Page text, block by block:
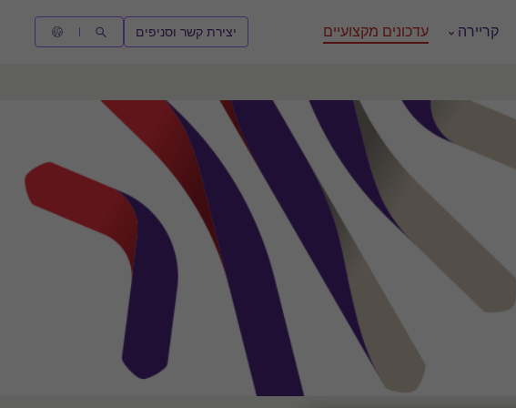
קריירה עדכונים מקצועיים יצירת קשר וסניפים